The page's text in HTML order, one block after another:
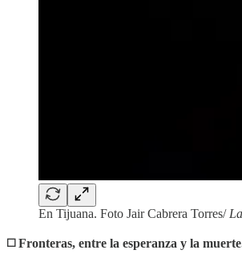
En Tijuana. Foto Jair Cabrera Torres/
◻️ Fronteras, entre la esperanza y la